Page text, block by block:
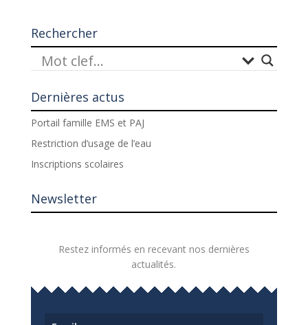
Rechercher
Dernières actus
Portail famille EMS et PAJ
Restriction d’usage de l’eau
Inscriptions scolaires
Newsletter
Restez informés en recevant nos dernières
actualités.